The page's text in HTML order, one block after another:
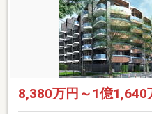
8,380万円～1億1,640